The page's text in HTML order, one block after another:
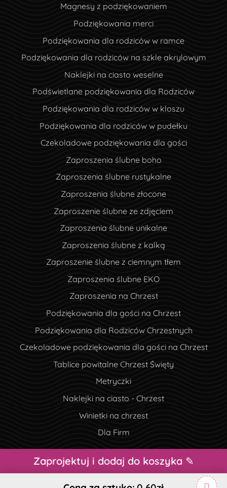
Zaprojektuj i dodaj do koszyka ✎
Magnesy z podziękowaniem
Podziękowania merci
Podziękowania dla rodziców w ramce
Podziękowania dla rodziców na szkle akrylowym
Naklejki na ciasto weselne
Podświetlane podziękowania dla Rodziców
Podziękowania dla rodziców w kloszu
Podziękowania dla rodziców w pudełku
Czekoladowe podziękowania dla gości
Zaproszenia ślubne boho
Zaproszenia ślubne rustykalne
Zaproszenia ślubne złocone
Zaproszenie ślubne ze zdjęciem
Zaproszenia ślubne unikalne
Zaproszenia ślubne z kalką
Zaproszenie ślubne z ciemnym tłem
Zaproszenia ślubne EKO
Zaproszenia na Chrzest
Podziękowania dla gości na Chrzest
Podziękowania dla Rodziców Chrzestnych
Czekoladowe podziękowania dla gości na Chrzest
Tablice powitalne Chrzest Święty
Metryczki
Naklejki na ciasto - Chrzest
Winietki na chrzest
Dla Firm
Prawa autorskie ©2026 Drukana.pl Wszelkie prawa
zastrzeżone.